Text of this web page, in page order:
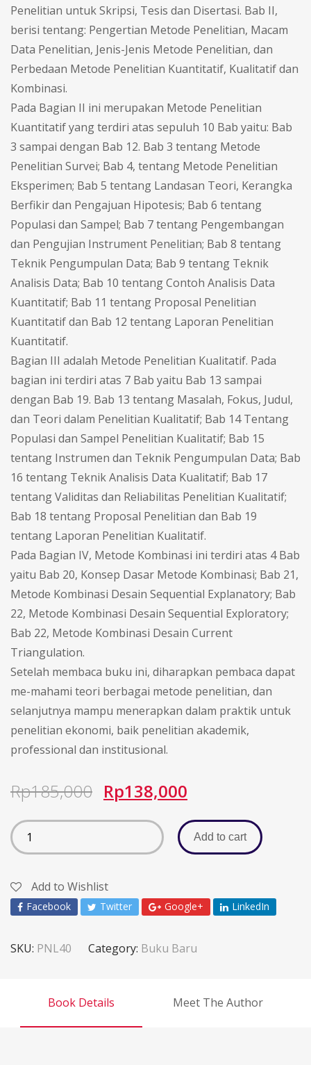
Penelitian untuk Skripsi, Tesis dan Disertasi. Bab II,
berisi tentang: Pengertian Metode Penelitian, Macam
Data Penelitian, Jenis-Jenis Metode Penelitian, dan
Perbedaan Metode Penelitian Kuantitatif, Kualitatif dan
Kombinasi.
Pada Bagian II ini merupakan Metode Penelitian
Kuantitatif yang terdiri atas sepuluh 10 Bab yaitu: Bab
3 sampai dengan Bab 12. Bab 3 tentang Metode
Penelitian Survei; Bab 4, tentang Metode Penelitian
Eksperimen; Bab 5 tentang Landasan Teori, Kerangka
Berfikir dan Pengajuan Hipotesis; Bab 6 tentang
Populasi dan Sampel; Bab 7 tentang Pengembangan
dan Pengujian Instrument Penelitian; Bab 8 tentang
Teknik Pengumpulan Data; Bab 9 tentang Teknik
Analisis Data; Bab 10 tentang Contoh Analisis Data
Kuantitatif; Bab 11 tentang Proposal Penelitian
Kuantitatif dan Bab 12 tentang Laporan Penelitian
Kuantitatif.
Bagian III adalah Metode Penelitian Kualitatif. Pada
bagian ini terdiri atas 7 Bab yaitu Bab 13 sampai
dengan Bab 19. Bab 13 tentang Masalah, Fokus, Judul,
dan Teori dalam Penelitian Kualitatif; Bab 14 Tentang
Populasi dan Sampel Penelitian Kualitatif; Bab 15
tentang Instrumen dan Teknik Pengumpulan Data; Bab
16 tentang Teknik Analisis Data Kualitatif; Bab 17
tentang Validitas dan Reliabilitas Penelitian Kualitatif;
Bab 18 tentang Proposal Penelitian dan Bab 19
tentang Laporan Penelitian Kualitatif.
Pada Bagian IV, Metode Kombinasi ini terdiri atas 4 Bab
yaitu Bab 20, Konsep Dasar Metode Kombinasi; Bab 21,
Metode Kombinasi Desain Sequential Explanatory; Bab
22, Metode Kombinasi Desain Sequential Exploratory;
Bab 22, Metode Kombinasi Desain Current
Triangulation.
Setelah membaca buku ini, diharapkan pembaca dapat
me-mahami teori berbagai metode penelitian, dan
selanjutnya mampu menerapkan dalam praktik untuk
penelitian ekonomi, baik penelitian akademik,
professional dan institusional.
Rp185,000 Rp138,000
Add to cart
Add to Wishlist
Facebook Twitter Google+ LinkedIn
SKU: PNL40 Category: Buku Baru
Book Details Meet The Author